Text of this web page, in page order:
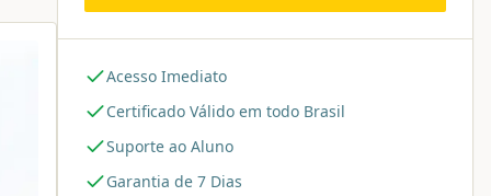
Acesso Imediato
Certificado Válido em todo Brasil
Suporte ao Aluno
Garantia de 7 Dias